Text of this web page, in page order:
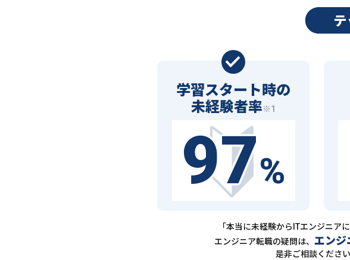
学習スタート時の
未経験者率※1
97%
「本当に未経験からITエンジニア
エンジニア転職の疑問は、 エンジ
是非ご相談くださ